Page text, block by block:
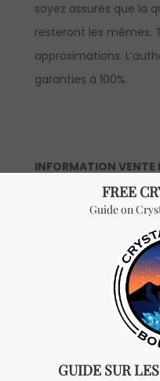
soyez assurés que la
resteront les mêmes.
approximations.
garanties à 100%.
INFORMATION VENTE
Description du
prix en gros sont
distributeurs officiels).
*Achat en gros:vous
CRISTAL pour
pouvoir voir les prix
demande pour